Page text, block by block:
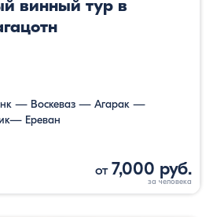
винный тур в
— Воскеваз — Агарак —
Ереван
от 7,000 руб.